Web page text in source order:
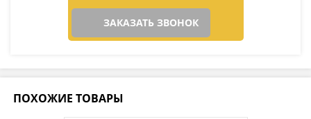
ЗАКАЗАТЬ ЗВОНОК
ПОХОЖИЕ ТОВАРЫ